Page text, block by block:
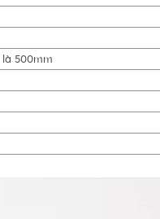
là 500mm